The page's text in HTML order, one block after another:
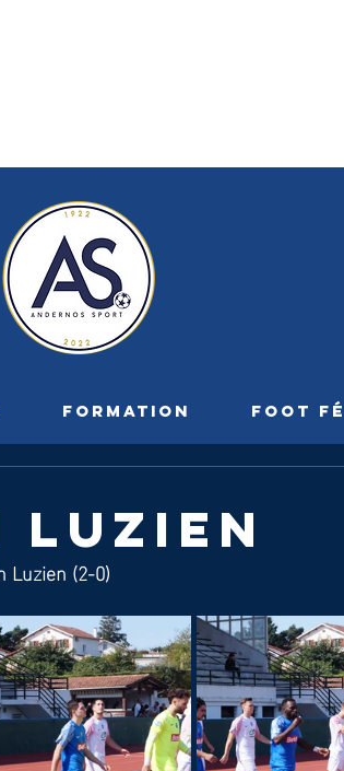
FORMATION FOOT
luzien
(2-0)